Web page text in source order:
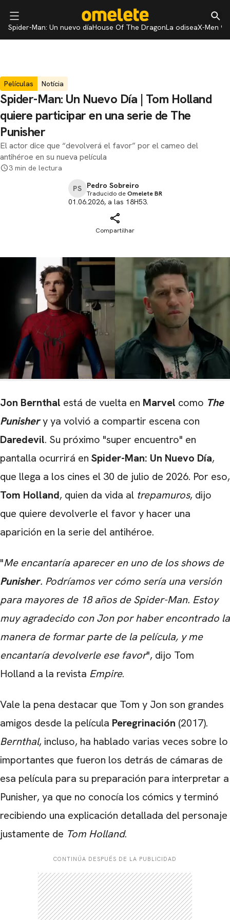
Spider-Man: Un nuevo díaHouse Of The DragonLa odiseaX-Men 97
Películas Notícia
Spider-Man: Un Nuevo Día | Tom Holland
quiere participar en una serie de The
Punisher
El actor dice que “devolverá el favor” por el cameo del
antihéroe en su nueva película
3 min de lectura
PS Pedro Sobreiro
Traducido deOmelete BR
01.06.2026, a las 18H53.
Compartilhar
Jon Bernthal está de vuelta en Marvel como The
Punishery ya volvió a compartir escena con
Daredevil. Su próximo "super encuentro" en
pantalla ocurrirá en Spider-Man: Un Nuevo Día,
que llega a los cines el 30 de julio de 2026. Por eso,
Tom Holland, quien da vida al trepamuros, dijo
que quiere devolverle el favor y hacer una
aparición en la serie del antihéroe.
"Me encantaría aparecer en uno de los shows de
Punisher. Podríamos ver cómo sería una versión
para mayores de 18 años de Spider-Man. Estoy
muy agradecido con Jon por haber encontrado la
manera de formar parte de la película, y me
encantaría devolverle ese favor", dijo Tom
Holland a la revista Empire.
Vale la pena destacar que Tom y Jon son grandes
amigos desde la película Peregrinación (2017).
Bernthal, incluso, ha hablado varias veces sobre lo
importantes que fueron los detrás de cámaras de
esa película para su preparación para interpretar a
Punisher, ya que no conocía los cómics y terminó
recibiendo una explicación detallada del personaje
justamente de Tom Holland.
CONTINÚA DESPUÉS DE LA PUBLICIDAD